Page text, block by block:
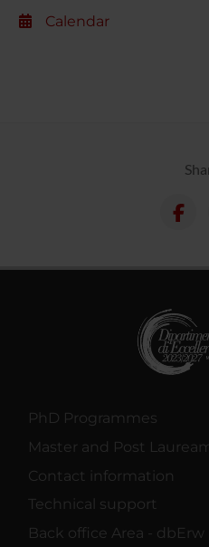
Calendar
PhD Programmes
Master and Post
Contact information
Technical support
Back office Area - dbErw